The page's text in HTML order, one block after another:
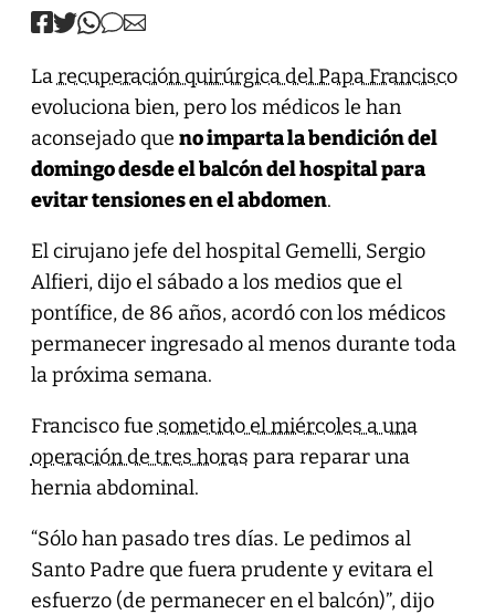
Larecuperación quirúrgica del Papa Francisco
evoluciona bien, pero los médicos le han
aconsejado que no imparta la bendición del
domingo desde el balcón del hospital para
evitar tensiones en el abdomen.
El cirujano jefe del hospital Gemelli, Sergio
Alfieri, dijo el sábado a los medios que el
pontífice, de 86 años, acordó con los médicos
permanecer ingresado al menos durante toda
la próxima semana.
Francisco fue sometido el miércoles a una
operación de tres horas para reparar una
hernia abdominal.
“Sólo han pasado tres días. Le pedimos al
Santo Padre que fuera prudente y evitara el
esfuerzo (de permanecer en el balcón)”, dijo